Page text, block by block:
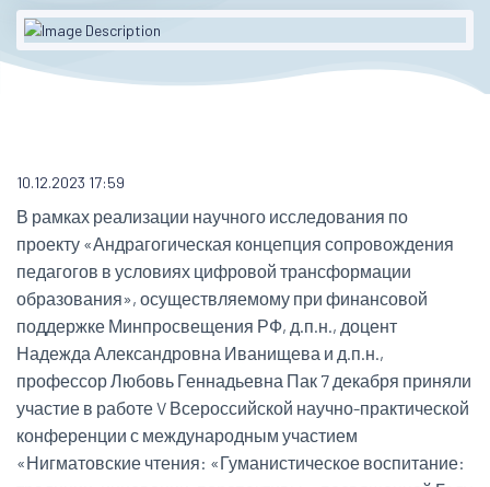
10.12.2023 17:59
В рамках реализации научного исследования по
проекту «Андрагогическая концепция сопровождения
педагогов в условиях цифровой трансформации
образования», осуществляемому при финансовой
поддержке Минпросвещения РФ, д.п.н., доцент
Надежда Александровна Иванищева и д.п.н.,
профессор Любовь Геннадьевна Пак 7 декабря приняли
участие в работе V Всероссийской научно-практической
конференции с международным участием
«Нигматовские чтения: «Гуманистическое воспитание: